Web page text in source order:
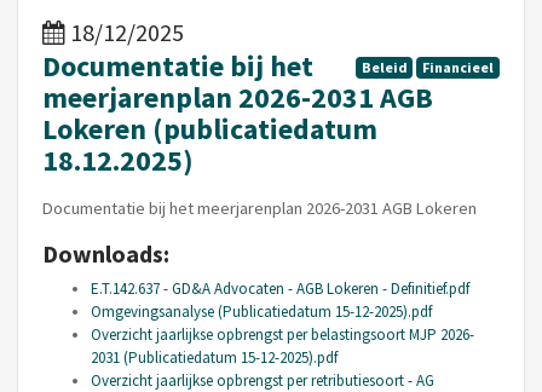
18/12/2025
Beleid Financieel
Documentatie bij het
meerjarenplan 2026-2031 AGB
Lokeren (publicatiedatum
18.12.2025)
Documentatie bij het meerjarenplan 2026-2031 AGB Lokeren
Downloads:
E.T.142.637 - GD&A Advocaten - AGB Lokeren - Definitief.pdf
Omgevingsanalyse (Publicatiedatum 15-12-2025).pdf
Overzicht jaarlijkse opbrengst per belastingsoort MJP 2026-
2031 (Publicatiedatum 15-12-2025).pdf
Overzicht jaarlijkse opbrengst per retributiesoort - AG